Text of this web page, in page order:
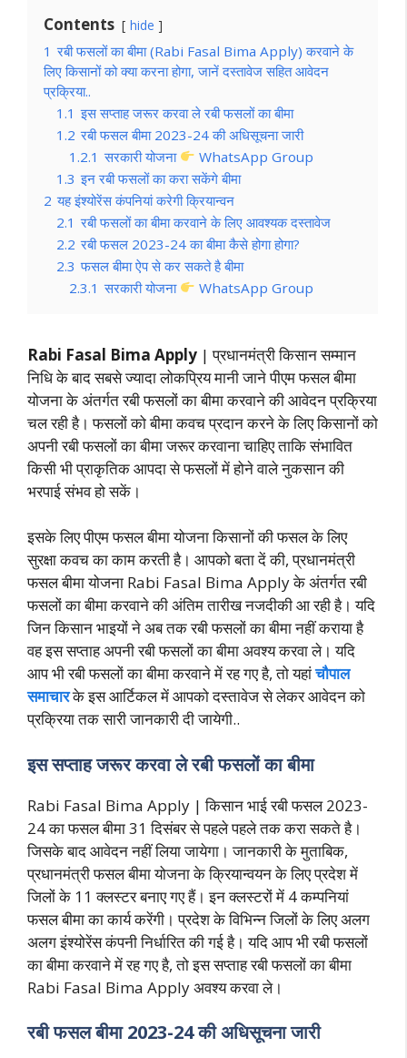
Contents hide
1 रबी फसलों का बीमा (Rabi Fasal Bima Apply) करवाने के
लिए किसानों को क्या करना होगा, जानें दस्तावेज सहित आवेदन
प्रक्रिया..
1.1 इस सप्ताह जरूर करवा ले रबी फसलों का बीमा
1.2 रबी फसल बीमा 2023-24 की अधिसूचना जारी
1.2.1 सरकारी योजना
WhatsApp Group
1.3 इन रबी फसलों का करा सकेंगे बीमा
2 यह इंश्योरेंस कंपनियां करेगी क्रियान्वन
2.1 रबी फसलों का बीमा करवाने के लिए आवश्यक दस्तावेज
2.2 रबी फसल 2023-24 का बीमा कैसे होगा होगा?
2.3 फसल बीमा ऐप से कर सकते है बीमा
2.3.1 सरकारी योजना WhatsApp Group
Rabi Fasal Bima Apply | प्रधानमंत्री किसान सम्मान
निधि के बाद सबसे ज्यादा लोकप्रिय मानी जाने पीएम फसल बीमा
योजना के अंतर्गत रबी फसलों का बीमा करवाने की आवेदन प्रक्रिया
चल रही है। फसलों को बीमा कवच प्रदान करने के लिए किसानों को
अपनी रबी फसलों का बीमा जरूर करवाना चाहिए ताकि संभावित
किसी भी प्राकृतिक आपदा से फसलों में होने वाले नुकसान की
भरपाई संभव हो सकें।
इसके लिए पीएम फसल बीमा योजना किसानों की फसल के लिए
सुरक्षा कवच का काम करती है। आपको बता दें की, प्रधानमंत्री
फसल बीमा योजना Rabi Fasal Bima Apply के अंतर्गत रबी
फसलों का बीमा करवाने की अंतिम तारीख नजदीकी आ रही है। यदि
जिन किसान भाइयों ने अब तक रबी फसलों का बीमा नहीं कराया है
वह इस सप्ताह अपनी रबी फसलों का बीमा अवश्य करवा ले। यदि
आप भी रबी फसलों का बीमा करवाने में रह गए है, तो यहांचौपाल
समाचारके इस आर्टिकल में आपको दस्तावेज से लेकर आवेदन को
प्रक्रिया तक सारी जानकारी दी जायेगी..
इस सप्ताह जरूर करवा ले रबी फसलों का बीमा
Rabi Fasal Bima Apply | किसान भाई रबी फसल 2023-
24 का फसल बीमा 31 दिसंबर से पहले पहले तक करा सकते है।
जिसके बाद आवेदन नहीं लिया जायेगा। जानकारी के मुताबिक,
प्रधानमंत्री फसल बीमा योजना के क्रियान्वयन के लिए प्रदेश में
जिलों के 11 क्लस्टर बनाए गए हैं। इन क्लस्टरों में 4 कम्पनियां
फसल बीमा का कार्य करेंगी। प्रदेश के विभिन्न जिलों के लिए अलग
अलग इंश्योरेंस कंपनी निर्धारित की गई है। यदि आप भी रबी फसलों
का बीमा करवाने में रह गए है, तो इस सप्ताह रबी फसलों का बीमा
Rabi Fasal Bima Apply अवश्य करवा ले।
रबी फसल बीमा 2023-24 की अधिसूचना जारी